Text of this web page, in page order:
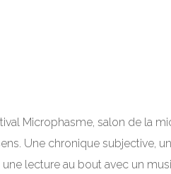
Microphasme, salon de la
Une chronique subjective,
lecture au bout avec un